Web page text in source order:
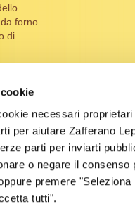
necessari
per aiutare Zafferano
parti per inviarti
o negare il
premere
tutti".
forno
di
minuti,
a